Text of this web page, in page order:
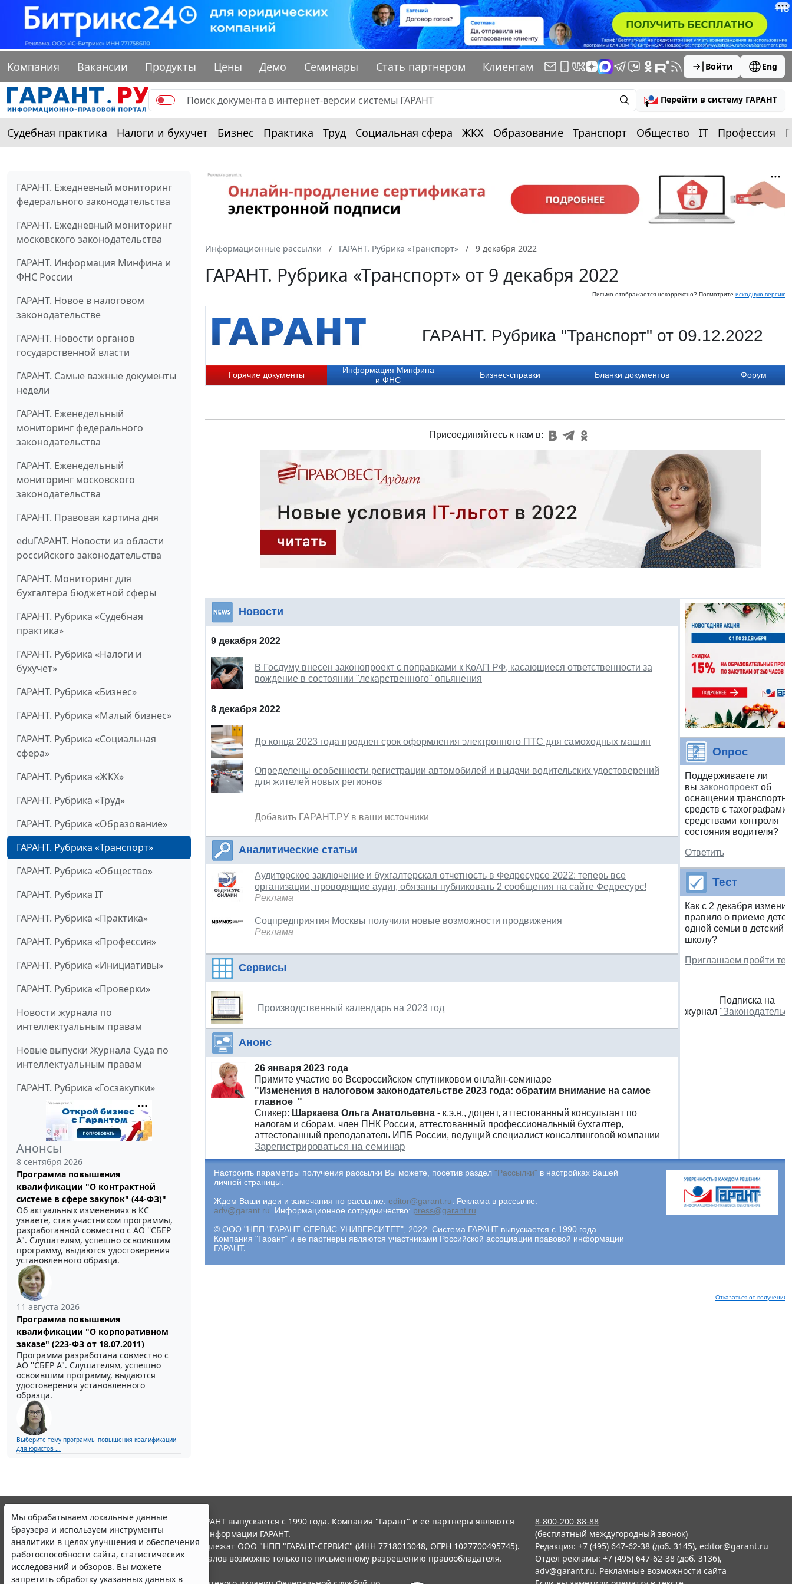
Компания Вакансии Продукты Цены Демо Семинары Стать партнером Клиентам Войти Eng
Перейти в систему ГАРАНТ
Судебная практика Налоги и бухучет Бизнес Практика Труд Социальная сфера ЖКХ Образование Транспорт Общество IT Профессия
ГАРАНТ. Ежедневный мониторинг
федерального законодательства
ГАРАНТ. Ежедневный мониторинг
московского законодательства
ГАРАНТ. Информация Минфина и
ФНС России
ГАРАНТ. Новое в налоговом
законодательстве
ГАРАНТ. Новости органов
государственной власти
ГАРАНТ. Самые важные документы
недели
ГАРАНТ. Еженедельный
мониторинг федерального
законодательства
ГАРАНТ. Еженедельный
мониторинг московского
законодательства
ГАРАНТ. Правовая картина дня
eduГАРАНТ. Новости из области
российского законодательства
ГАРАНТ. Мониторинг для
бухгалтера бюджетной сферы
ГАРАНТ. Рубрика «Судебная
практика»
ГАРАНТ. Рубрика «Налоги и
бухучет»
ГАРАНТ. Рубрика «Бизнес»
ГАРАНТ. Рубрика «Малый бизнес»
ГАРАНТ. Рубрика «Социальная
сфера»
ГАРАНТ. Рубрика «ЖКХ»
ГАРАНТ. Рубрика «Труд»
ГАРАНТ. Рубрика «Образование»
ГАРАНТ. Рубрика «Транспорт»
ГАРАНТ. Рубрика «Общество»
ГАРАНТ. Рубрика IT
ГАРАНТ. Рубрика «Практика»
ГАРАНТ. Рубрика «Профессия»
ГАРАНТ. Рубрика «Инициативы»
ГАРАНТ. Рубрика «Проверки»
Новости журнала по
интеллектуальным правам
Новые выпуски Журнала Суда по
интеллектуальным правам
ГАРАНТ. Рубрика «Госзакупки»
Анонсы
8 сентября 2026
Программа повышения
квалификации "О контрактной
системе в сфере закупок" (44-ФЗ)"
Об актуальных изменениях в КС
узнаете, став участником программы,
разработанной совместно с АО ''СБЕР
А". Слушателям, успешно освоившим
программу, выдаются удостоверения
установленного образца.
11 августа 2026
Программа повышения
квалификации "О корпоративном
заказе" (223-ФЗ от 18.07.2011)
Программа разработана совместно с
АО ''СБЕР А". Слушателям, успешно
освоившим программу, выдаются
удостоверения установленного
образца.
Выберите тему программы повышения квалификации
для юристов ...
Информационные рассылки ГАРАНТ. Рубрика «Транспорт» 9 декабря 2022
ГАРАНТ. Рубрика «Транспорт» от 9 декабря 2022
Письмо отображается некорректно? Посмотрите исходную версию
ГАРАНТ. Рубрика "Транспорт" от 09.12.2022
Горячие документы
Информация Минфина
и ФНС
Бизнес-справки Бланки документов Форум
Присоединяйтесь к нам в:
Новости
9 декабря 2022
В Госдуму внесен законопроект с поправками к КоАП РФ, касающиеся ответственности за
вождение в состоянии "лекарственного" опьянения
8 декабря 2022
До конца 2023 года продлен срок оформления электронного ПТС для самоходных машин
Определены особенности регистрации автомобилей и выдачи водительских удостоверений
для жителей новых регионов
Добавить ГАРАНТ.РУ в ваши источники
Аналитические статьи
Аудиторское заключение и бухгалтерская отчетность в Федресурсе 2022: теперь все
организации, проводящие аудит, обязаны публиковать 2 сообщения на сайте Федресурс!
Реклама
Соцпредприятия Москвы получили новые возможности продвижения
Реклама
Сервисы
Производственный календарь на 2023 год
Анонс
26 января 2023 года
Примите участие во Всероссийском спутниковом онлайн-семинаре
"Изменения в налоговом законодательстве 2023 года: обратим внимание на самое
главное "
Спикер: Шаркаева Ольга Анатольевна - к.э.н., доцент, аттестованный консультант по
налогам и сборам, член ПНК России, аттестованный профессиональный бухгалтер,
аттестованный преподаватель ИПБ России, ведущий специалист консалтинговой компании
Зарегистрироваться на семинар
Опрос
Поддерживаете ли
вы законопроект об
оснащении
средств с тахографами
средствами контроля
состояния водителя?
Ответить
Тест
Как с 2 декабря
правило о приеме
одной семьи в детский
школу?
Приглашаем пройти
Подписка на
журнал
Настроить параметры получения рассылки Вы можете, посетив раздел "Рассылки" в настройках Вашей
личной страницы.
Ждем Ваши идеи и замечания по рассылке: editor@garant.ru
Реклама в рассылке:
adv@garant.ru
Информационное сотрудничество: press@garant.ru
© ООО "НПП "ГАРАНТ-СЕРВИС-УНИВЕРСИТЕТ", 2022. Система ГАРАНТ выпускается с 1990 года.
Компания "Гарант" и ее партнеры являются участниками Российской ассоциации правовой информации
ГАРАНТ.
Отказаться от получения
Мы обрабатываем локальные данные
браузера и используем инструменты
аналитики в целях улучшения и обеспечения
работоспособности сайта, статистических
исследований и обзоров. Вы можете
запретить обработку указанных данных в
© ООО "НПП "ГАРАНТ-СЕРВИС", 2026. Система ГАРАНТ выпускается с 1990 года. Компания "Гарант" и ее партнеры являются
участниками Российской ассоциации правовой информации ГАРАНТ.
Все права на материалы сайта ГАРАНТ.РУ принадлежат ООО "НПП "ГАРАНТ-СЕРВИС" (ИНН 7718013048, ОГРН 1027700495745).
Полное или частичное воспроизведение материалов возможно только по письменному разрешению правообладателя.
Правила использования портала.
8-800-200-88-88
(бесплатный междугородный звонок)
Редакция: +7 (495) 647-62-38 (доб. 3145), editor@garant.ru
Отдел рекламы: +7 (495) 647-62-38 (доб. 3136),
adv@garant.ru. Рекламные возможности сайта